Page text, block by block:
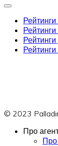
Рейтинги
Рейтинги
Рейтинги
Рейтинги
© 2023
Про
Про